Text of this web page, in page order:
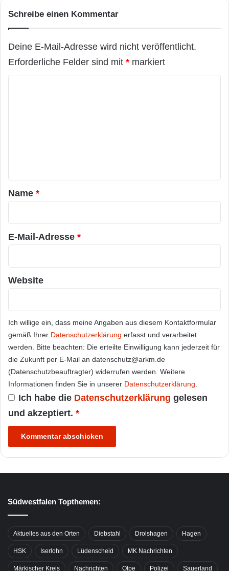
Schreibe einen Kommentar
Deine E-Mail-Adresse wird nicht veröffentlicht.
Erforderliche Felder sind mit * markiert
a
r
*
Name *
E-Mail-Adresse *
Website
Ich willige ein, dass meine Angaben aus diesem Kontaktformular
gemäß Ihrer Datenschutzerklärung erfasst und verarbeitet
werden. Bitte beachten: Die erteilte Einwilligung kann jederzeit für
die Zukunft per E-Mail an datenschutz@arkm.de
(Datenschutzbeauftragter) widerrufen werden. Weitere
Informationen finden Sie in unserer Datenschutzerklärung
Ich habe die Datenschutzerklärung gelesen
und akzeptiert. *
Südwestfalen Topthemen:
Aktuelles aus den Orten Diebstahl Drolshagen Hagen
HSK Iserlohn Lüdenscheid MK Nachrichten
Märkischer Kreis Nachrichten Olpe Polizei Sauerland